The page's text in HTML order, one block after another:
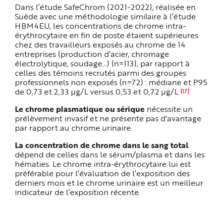
Dans l’étude SafeChrom (2021-2022), réalisée en
Suède avec une méthodologie similaire à l’étude
HBM4EU, les concentrations de chrome intra-
érythrocytaire en fin de poste étaient supérieures
chez des travailleurs exposés au chrome de 14
entreprises (production d’acier, chromage
électrolytique, soudage…) (n=113), par rapport à
celles des témoins recrutés parmi des groupes
professionnels non exposés (n=72) : médiane et P95
de 0,73 et 2,33 µg/L versus 0,53 et 0,72 µg/L
[17]
Le chrome plasmatique ou sérique nécessite un
prélèvement invasif et ne présente pas d'avantage
par rapport au chrome urinaire.
La concentration de chrome dans le sang total
dépend de celles dans le sérum/plasma et dans les
hématies. Le chrome intra-érythrocytaire lui est
préférable pour l’évaluation de l’exposition des
derniers mois et le chrome urinaire est un meilleur
indicateur de l’exposition récente.